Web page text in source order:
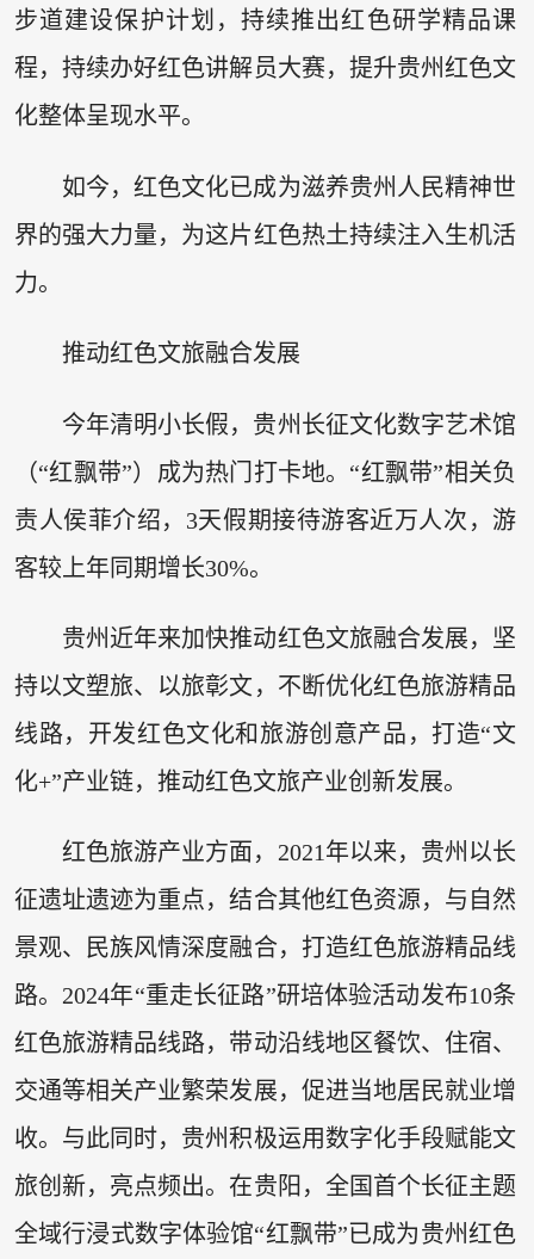
步道建设保护计划，持续推出红色研学精品课
程，持续办好红色讲解员大赛，提升贵州红色文
化整体呈现水平。
如今，红色文化已成为滋养贵州人民精神世
界的强大力量，为这片红色热土持续注入生机活
力。
推动红色文旅融合发展
今年清明小长假，贵州长征文化数字艺术馆
（“红飘带”）成为热门打卡地。“红飘带”相关负
责人侯菲介绍，3天假期接待游客近万人次，游
客较上年同期增长30%。
贵州近年来加快推动红色文旅融合发展，坚
持以文塑旅、以旅彰文，不断优化红色旅游精品
线路，开发红色文化和旅游创意产品，打造“文
化+”产业链，推动红色文旅产业创新发展。
红色旅游产业方面，2021年以来，贵州以长
征遗址遗迹为重点，结合其他红色资源，与自然
景观、民族风情深度融合，打造红色旅游精品线
路。2024年“重走长征路”研培体验活动发布10条
红色旅游精品线路，带动沿线地区餐饮、住宿、
交通等相关产业繁荣发展，促进当地居民就业增
收。与此同时，贵州积极运用数字化手段赋能文
旅创新，亮点频出。在贵阳，全国首个长征主题
全域行浸式数字体验馆“红飘带”已成为贵州红色